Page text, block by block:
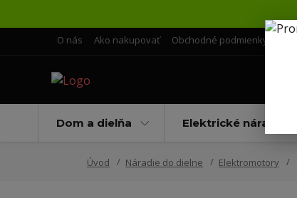
O nás Ako nakupovať Obchodné podmienky
Dom a dielňa Elektrické náradie
Úvod Náradie do dielne Elektromotory